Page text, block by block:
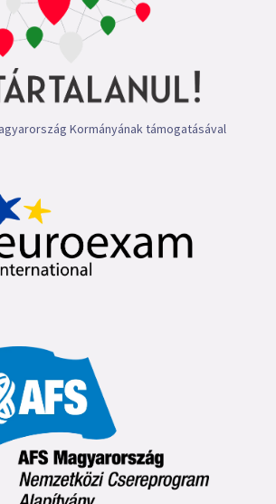
Kormányának támogatásával